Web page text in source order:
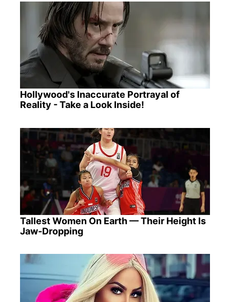
Hollywood's Inaccurate Portrayal of
Reality - Take a Look Inside!
Tallest Women On Earth — Their Height Is
Jaw-Dropping